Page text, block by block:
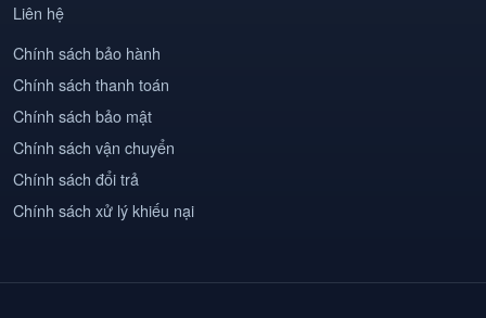
Liên hệ
Chính sách bảo hành
Chính sách thanh toán
Chính sách bảo mật
Chính sách vận chuyển
Chính sách đổi trả
Chính sách xử lý khiếu nại